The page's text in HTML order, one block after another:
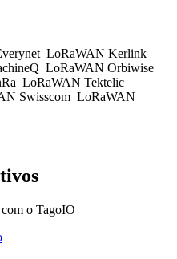
LoRaWAN Kerlink
LoRaWAN Orbiwise
LoRaWAN Tektelic
Swisscom LoRaWAN
o TagoIO